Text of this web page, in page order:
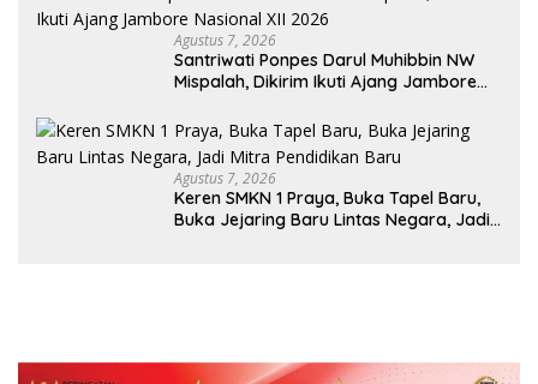
Agustus 7, 2026
Santriwati Ponpes Darul Muhibbin NW
Mispalah, Dikirim Ikuti Ajang Jambore
Agustus 7, 2026
Keren SMKN 1 Praya, Buka Tapel Baru,
Buka Jejaring Baru Lintas Negara, Jadi